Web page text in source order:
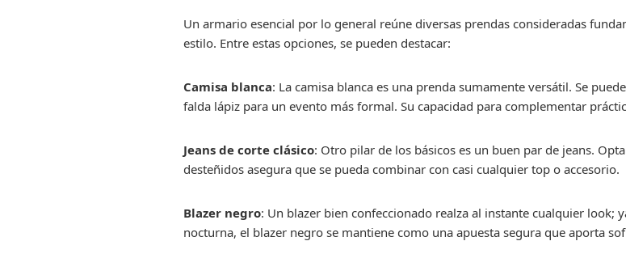
Un armario esencial por lo general reúne diversas prendas consideradas
estilo. Entre estas opciones, se pueden destacar:
Camisa blanca: La camisa blanca es una prenda sumamente versátil. Se
falda lápiz para un evento más formal. Su capacidad para complementar
Jeans de corte clásico: Otro pilar de los básicos es un buen par de jeans.
desteñidos asegura que se pueda combinar con casi cualquier top o accesorio.
Blazer negro: Un blazer bien confeccionado realza al instante cualquier look;
nocturna, el blazer negro se mantiene como una apuesta segura que aporta